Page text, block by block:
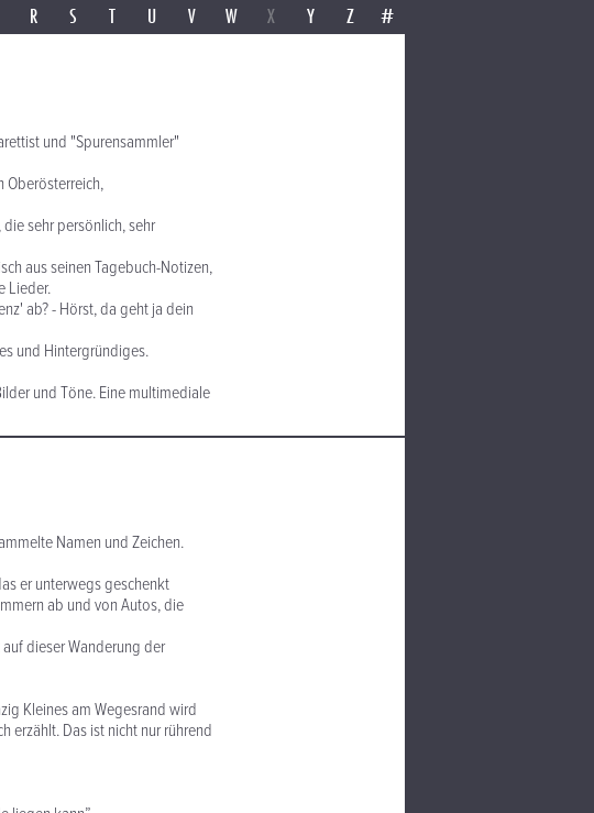
R S T U V W X Y Z #
und "Spurensammler"
Oberösterreich,
sehr persönlich, sehr
aus seinen Tagebuch-Notizen,
Lieder.
ab? - Hörst, da geht ja dein
und Hintergründiges.
und Töne. Eine multimediale
Namen und Zeichen.
er unterwegs geschenkt
ab und von Autos, die
dieser Wanderung der
Kleines am Wegesrand wird
erzählt. Das ist nicht nur rührend